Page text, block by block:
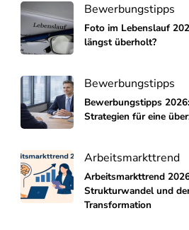
Bewerbungstipps
Foto im Lebenslauf
längst überholt?
Bewerbungstipps
Bewerbungstipps
Strategien für eine
Arbeitsmarkttrend
Arbeitsmarkttrend
Strukturwandel und
Transformation